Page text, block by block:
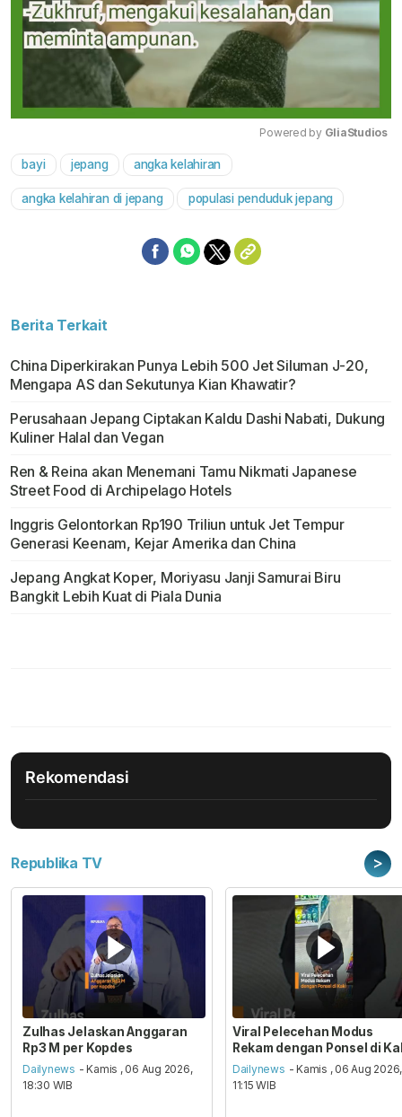
Powered by GliaStudios
bayi jepang angka kelahiran
angka kelahiran di jepang populasi penduduk jepang
Berita Terkait
China Diperkirakan Punya Lebih 500 Jet Siluman J-20,
Mengapa AS dan Sekutunya Kian Khawatir?
Perusahaan Jepang Ciptakan Kaldu Dashi Nabati, Dukung
Kuliner Halal dan Vegan
Ren & Reina akan Menemani Tamu Nikmati Japanese
Street Food di Archipelago Hotels
Inggris Gelontorkan Rp190 Triliun untuk Jet Tempur
Generasi Keenam, Kejar Amerika dan China
Jepang Angkat Koper, Moriyasu Janji Samurai Biru
Bangkit Lebih Kuat di Piala Dunia
Rekomendasi
Republika TV >
Zulhas Jelaskan Anggaran
Rp3 M per Kopdes
Dailynews - Kamis , 06 Aug 2026,
18:30 WIB
Viral Pelecehan Modus
Rekam dengan Ponsel di
Dailynews - Kamis , 06 Aug 2026,
11:15 WIB